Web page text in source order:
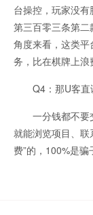
台操控，玩家没有
第三百零三条第
角度来看，这类
务，比在棋牌上浪
Q4：那U客直
一分钱都不要
就能浏览项目、联
费”的，100%是骗